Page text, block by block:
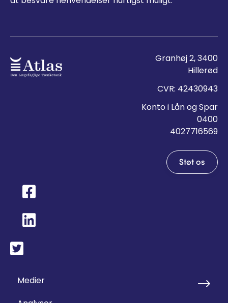
Granhøj 2, 3400
Hillerød
CVR: 42430943
Konto i Lån og Spar
0400
4027716569
Støt os
Medier